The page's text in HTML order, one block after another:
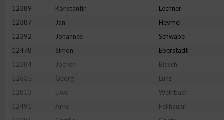
12389
Konstantin Lechner
12387
Jan Heymel
12392
Johannes Schwabe
12478
Simon Eberstadt
12384
Jochen Blasch
12635
Georg Lunz
12813
Uwe Weinbach
12491
Arne Feilhauer